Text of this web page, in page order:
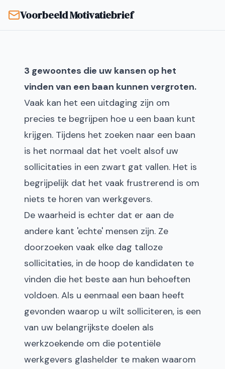
Voorbeeld Motivatiebrief
3 gewoontes die uw kansen op het
vinden van een baan kunnen vergroten.
Vaak kan het een uitdaging zijn om
precies te begrijpen hoe u een baan kunt
krijgen. Tijdens het zoeken naar een baan
is het normaal dat het voelt alsof uw
sollicitaties in een zwart gat vallen. Het is
begrijpelijk dat het vaak frustrerend is om
niets te horen van werkgevers.
De waarheid is echter dat er aan de
andere kant 'echte' mensen zijn. Ze
doorzoeken vaak elke dag talloze
sollicitaties, in de hoop de kandidaten te
vinden die het beste aan hun behoeften
voldoen. Als u eenmaal een baan heeft
gevonden waarop u wilt solliciteren, is een
van uw belangrijkste doelen als
werkzoekende om die potentiële
werkgevers glashelder te maken waarom